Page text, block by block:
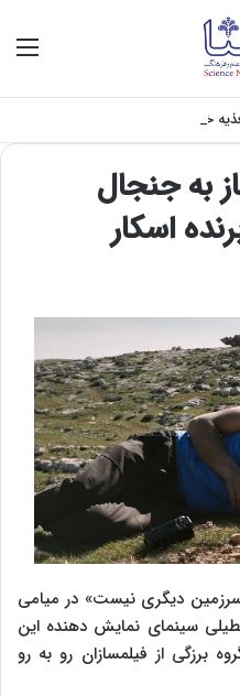
خطرناک می‌شود
فیلم‌ساز به جنجال
اسکار
دیگری نیست» در میامی
سینمای نمایش دهنده این
برزگی از فیلمسازان رو به رو